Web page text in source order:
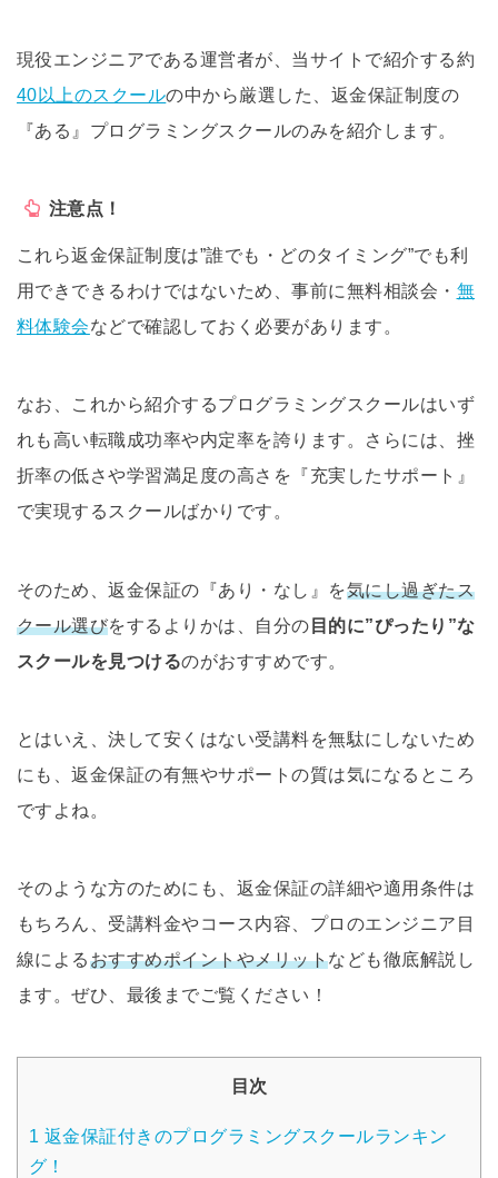
現役エンジニアである運営者が、当サイトで紹介する約
40以上のスクールの中から厳選した、返金保証制度の
『ある』プログラミングスクールのみを紹介します。
注意点！
これら返金保証制度は”誰でも・どのタイミング”でも利
用できできるわけではないため、事前に無料相談会・ 無
料体験会などで確認しておく必要があります。
なお、これから紹介するプログラミングスクールはいず
れも高い転職成功率や内定率を誇ります。さらには、挫
折率の低さや学習満足度の高さを『充実したサポート』
で実現するスクールばかりです。
そのため、返金保証の『あり・なし』を気にし過ぎたス
クール選びをするよりかは、自分の 目的に”ぴったり”な
スクールを見つけるのがおすすめです。
とはいえ、決して安くはない受講料を無駄にしないため
にも、返金保証の有無やサポートの質は気になるところ
ですよね。
そのような方のためにも、返金保証の詳細や適用条件は
もちろん、受講料金やコース内容、プロのエンジニア目
線によるおすすめポイントやメリットなども徹底解説し
ます。ぜひ、最後までご覧ください！
目次
1 返金保証付きのプログラミングスクールランキン
グ！